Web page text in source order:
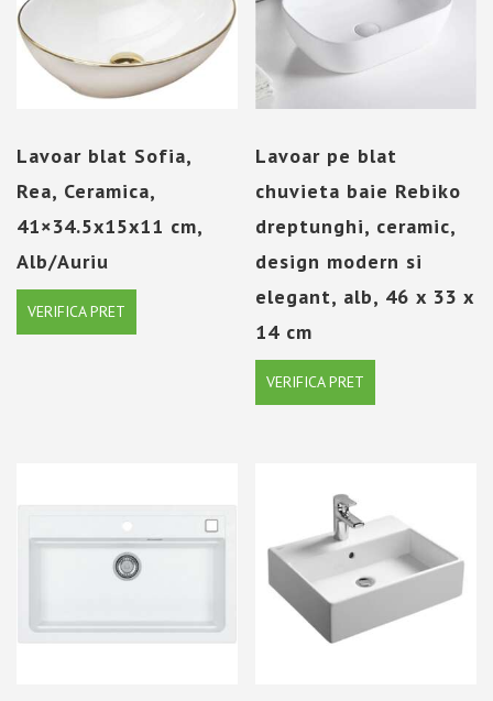
Lavoar blat Sofia,
Rea, Ceramica,
41×34.5x15x11 cm,
Alb/Auriu
VERIFICA PRET
Lavoar pe blat
chuvieta baie Rebiko
dreptunghi, ceramic,
design modern si
elegant, alb, 46 x 33 x
14 cm
VERIFICA PRET